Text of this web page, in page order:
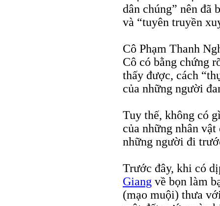
dân chúng” nên đã
và “tuyên truyền
Cô Phạm Thanh
Cô có bằng chứng
thấy được, cách
của những người
Tuy thế, không có
của những nhân
những người đi
Trước đây, khi có
Giang về bọn làm
(mạo muội) thưa